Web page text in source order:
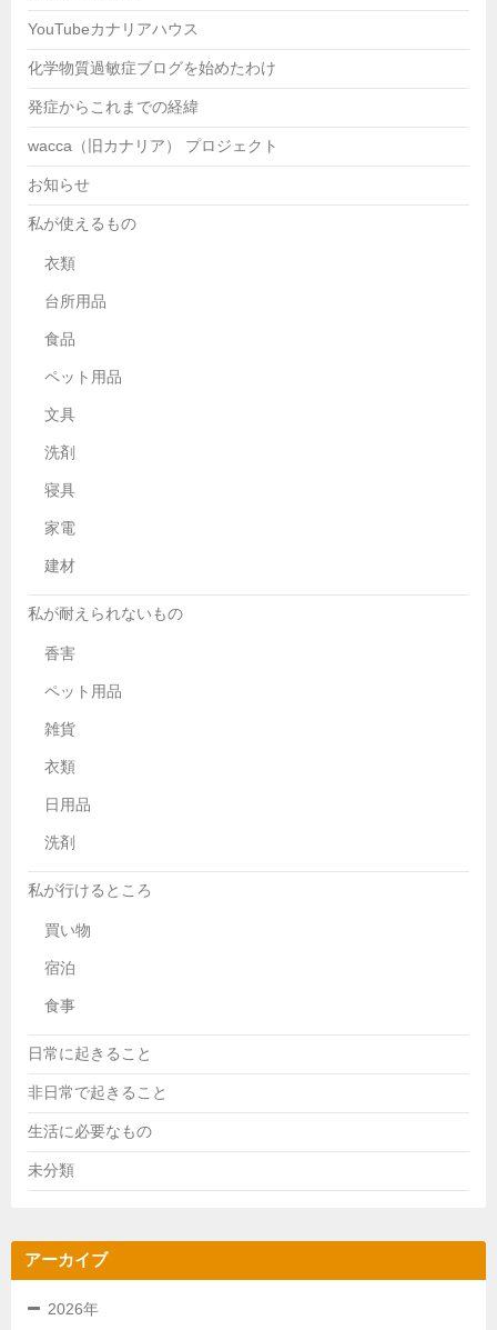
YouTubeカナリアハウス
化学物質過敏症ブログを始めたわけ
発症からこれまでの経緯
wacca（旧カナリア） プロジェクト
お知らせ
私が使えるもの
衣類
台所用品
食品
ペット用品
文具
洗剤
寝具
家電
建材
私が耐えられないもの
香害
ペット用品
雑貨
衣類
日用品
洗剤
私が行けるところ
買い物
宿泊
食事
日常に起きること
非日常で起きること
生活に必要なもの
未分類
アーカイブ
2026年